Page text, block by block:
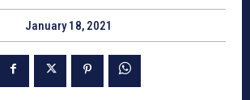
January 18, 2021